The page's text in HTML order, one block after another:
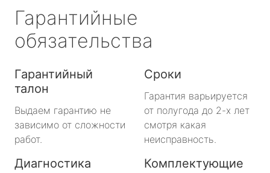
Гарантийные
обязательства
Гарантийный
талон
Выдаем гарантию не
зависимо от сложности
работ.
Сроки
Гарантия варьируется
от полугода до 2-х лет
смотря какая
неисправность.
Диагностика Комплектующие